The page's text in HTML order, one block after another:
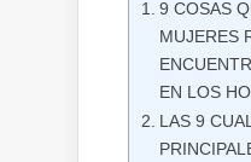
9 COSAS
MUJERES
EN LOS
LAS 9